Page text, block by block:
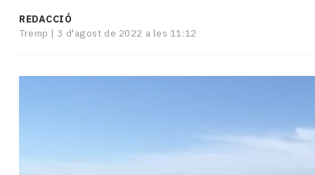
El
temps
REDACCIÓ
Tremp | 3 d'agost de 2022 a les 11:12